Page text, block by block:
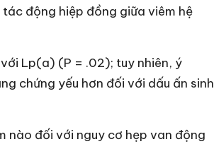
động hiệp đồng giữa viêm hệ
Lp(a) (P = .02); tuy nhiên, ý
chứng yếu hơn đối với dấu ấn sinh
nào đối với nguy cơ hẹp van động